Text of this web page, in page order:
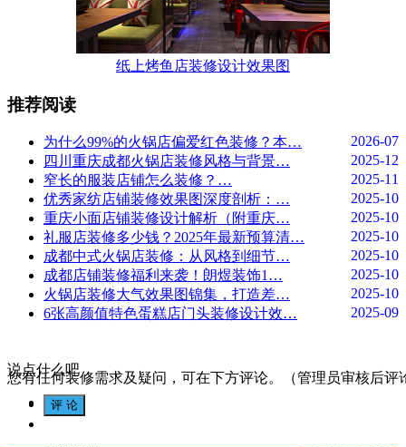
纸上烤鱼店装修设计效果图
推荐阅读
为什么99%的火锅店偏爱红色装修？本…
2026-07
四川重庆成都火锅店装修风格与背景…
2025-12
窄长的服装店铺怎么装修？…
2025-11
优秀家纺店铺装修效果图深度剖析：…
2025-10
重庆小面店铺装修设计解析（附重庆…
2025-10
礼服店装修多少钱？2025年最新预算清…
2025-10
成都中式火锅店装修：从风格到细节…
2025-10
成都店铺装修福利来袭！朗煜装饰1…
2025-10
火锅店装修大气效果图锦集，打造差…
2025-10
6张高颜值特色蛋糕店门头装修设计效…
2025-09
您有任何装修需求及疑问，可在下方评论。（管理员审核后评
说点什么吧